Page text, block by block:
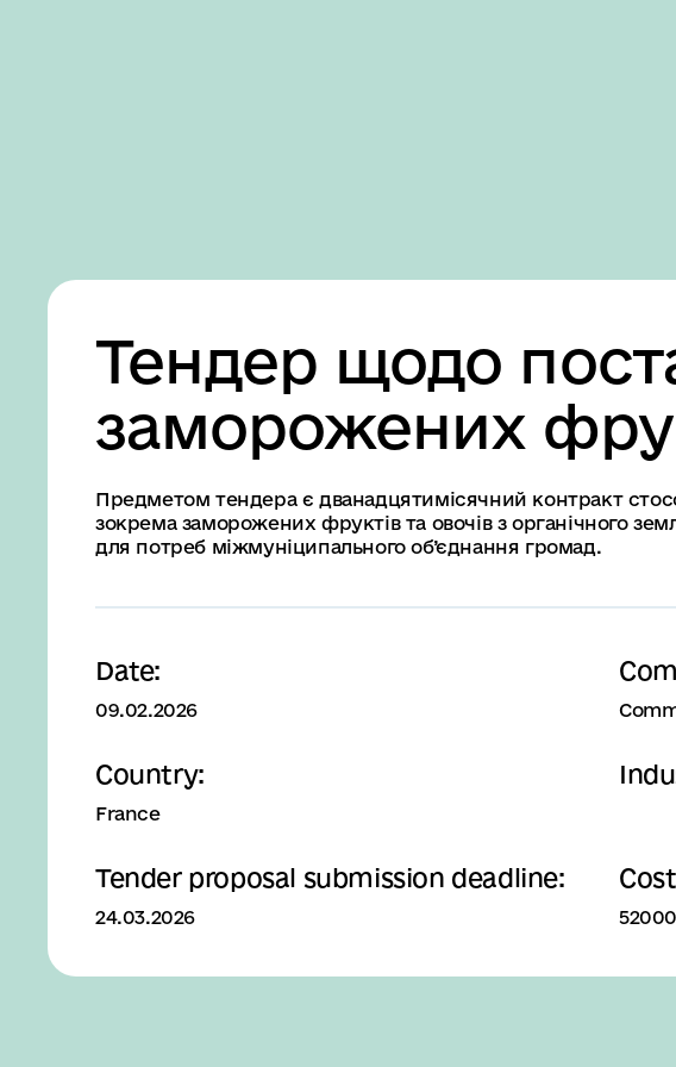
Тендер щодо
заморожених
Предметом тендера є дванадцятимісячний контракт
зокрема заморожених фруктів та овочів з органічного
для потреб міжмуніципального об’єднання громад.
Date:
09.02.2026
Country:
France
Tender proposal submission deadline:
24.03.2026